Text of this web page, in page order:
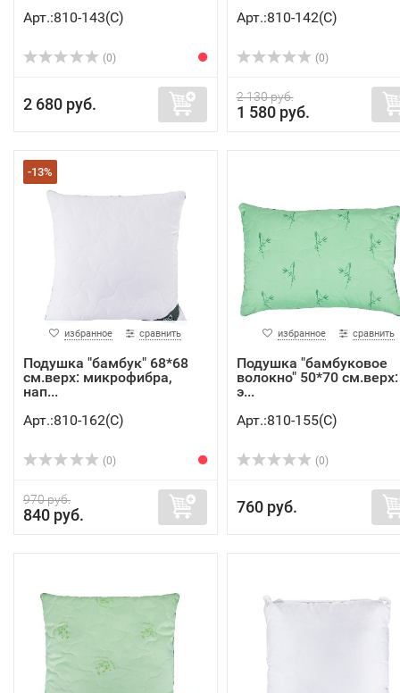
Арт.:810-143(C)
(0)
2 680 руб.
Арт.:810-142(C)
(0)
2 130 руб.
1 580 руб.
-13%
избранное сравнить
Подушка "бамбук" 68*68
см.верх: микрофибра,
нап...
Арт.:810-162(C)
(0)
970 руб.
840 руб.
избранное сравнить
Подушка "бамбуковое
волокно" 50*70
э...
Арт.:810-155(C)
(0)
760 руб.